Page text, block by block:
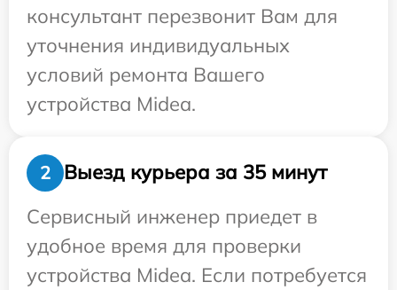
консультант перезвонит Вам для
уточнения индивидуальных
условий ремонта Вашего
устройства Midea.
2
Выезд курьера за 35 минут
Сервисный инженер приедет в
удобное время для проверки
устройства Midea. Если потребуется